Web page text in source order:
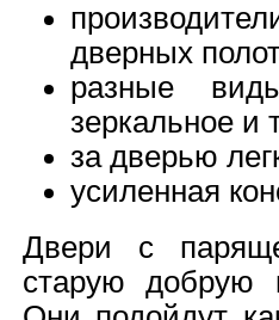
дверных
разные
зеркальное и
за дверью
усиленная
Двери с
старую добрую